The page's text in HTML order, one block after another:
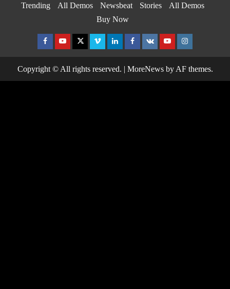
Trending
All Demos Newsbeat Stories
All Demos
Buy Now
Facebook
YoutubeTwitterVimeoLinkedinFacebook
VK YoutubeInstagram
Copyright © All rights reserved. | MoreNewsby AF themes.